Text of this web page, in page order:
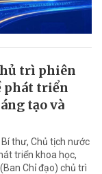
trì phiên
phát triển
tạo và
thư, Chủ tịch nước
triển khoa học,
Chỉ đạo) chủ trì